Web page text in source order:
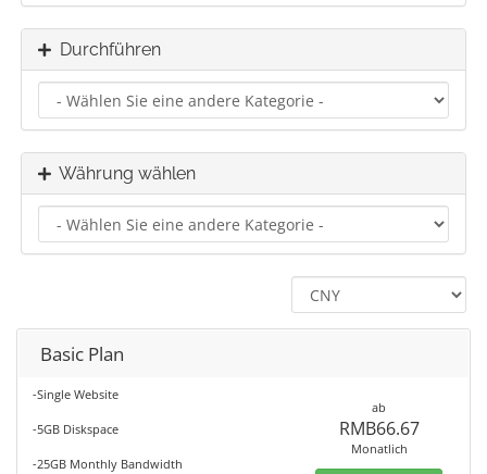
Durchführen
Währung wählen
Basic Plan
-Single Website
-5GB Diskspace
-25GB Monthly Bandwidth
ab
RMB66.67
Monatlich